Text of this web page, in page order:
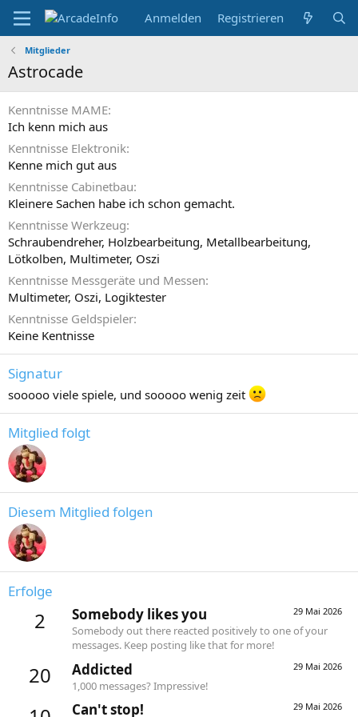
Anmelden Registrieren
Mitglieder
Astrocade
Kenntnisse MAME
Ich kenn mich aus
Kenntnisse Elektronik
Kenne mich gut aus
Kenntnisse Cabinetbau
Kleinere Sachen habe ich schon gemacht.
Kenntnisse Werkzeug
Schraubendreher Holzbearbeitung Metallbearbeitung
Lötkolben Multimeter Oszi
Kenntnisse Messgeräte und Messen
Multimeter Oszi Logiktester
Kenntnisse Geldspieler
Keine Kentnisse
Signatur
sooooo viele spiele, und sooooo wenig zeit
Mitglied folgt
Diesem Mitglied folgen
Erfolge
2 29 Mai 2026
Somebody likes you
Somebody out there reacted positively to one of your
messages. Keep posting like that for more!
20 29 Mai 2026
Addicted
1,000 messages? Impressive!
29 Mai 2026
Can't stop!